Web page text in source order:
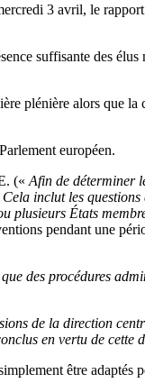
3 avril, le
suffisante des
plénière alors que
européen.
(« Afin de déterminer
inclut les
plusieurs États
pendant une
des procédures
de la direction
en vertu de cette
être